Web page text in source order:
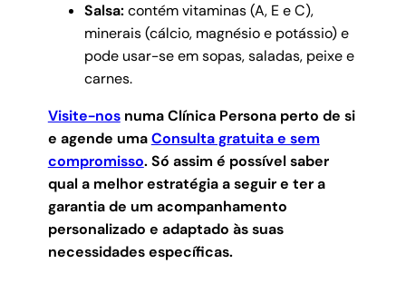
Salsa:contém vitaminas (A, E e C),
minerais (cálcio, magnésio e potássio) e
pode usar-se em sopas, saladas, peixe e
carnes.
Visite-nosnuma Clínica Persona perto de si
e agende umaConsulta gratuita e sem
compromisso. Só assim é possível saber
qual a melhor estratégia a seguir e ter a
garantia de um acompanhamento
personalizado e adaptado às suas
necessidades específicas.